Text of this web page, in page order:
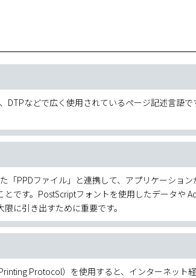
DTPなどで広く使用されているページ記述言語
「PPDファイル」と連携して、アプリケーショ
です。PostScriptフォントを使用したデータや
を最大限に引き出すために重要です。
Protocol）を使用すると、インターネット